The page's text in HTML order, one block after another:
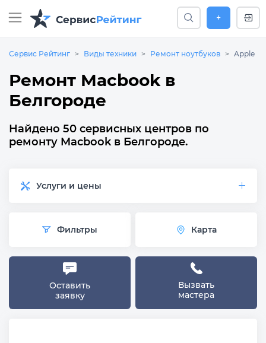
+
Сервис Рейтинг Виды техники Ремонт ноутбуков Apple
Ремонт Macbook в
Белгороде
Найдено 50 сервисных центров по
ремонту Macbook в Белгороде.
Услуги и цены
Фильтры Карта
Оставить
заявку
Вызвать
мастера